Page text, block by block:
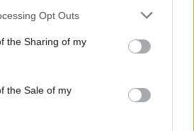
Opt Outs
the Sharing of my
the Sale of my
industriale.
della segretaria sul piano
ci ha pensato Luigi
Partito Liberal Democratico,